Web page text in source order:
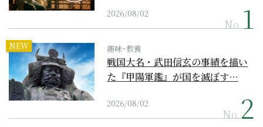
2026/08/02
No.
NEW 趣味･教養
戦国大名・武田信玄の事績を描い
た『甲陽軍鑑』が国を滅ぼす…
2026/08/02
No.